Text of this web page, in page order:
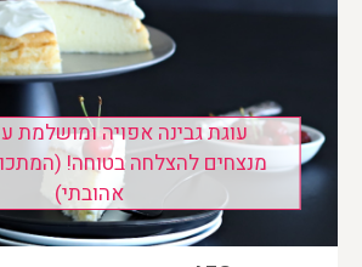
עוגת גבינה אפויה ומושלמת
מנצחים להצלחה בטוחה!
אהובתי)